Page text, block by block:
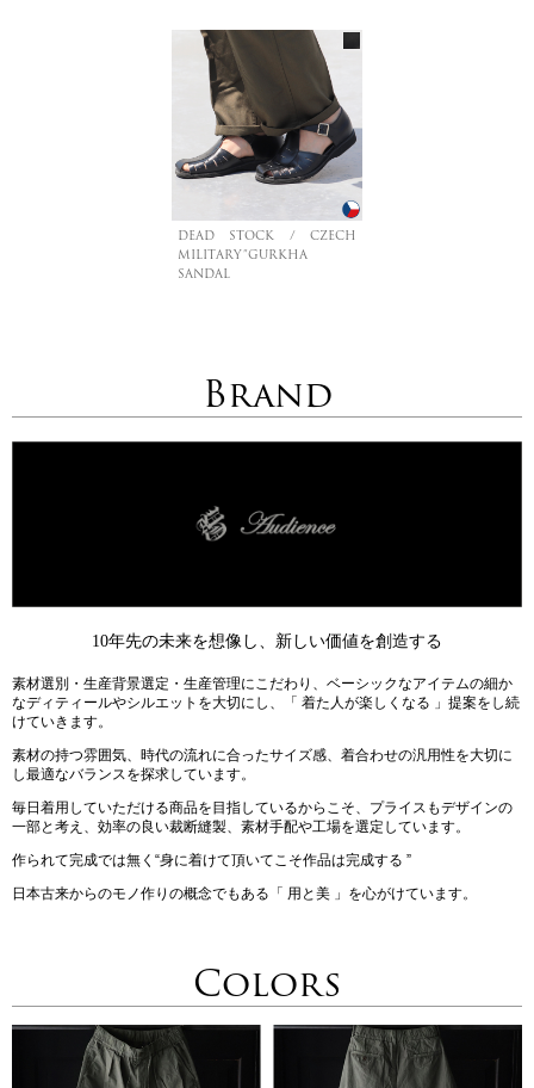
DEAD STOCK / CZECH
MILITARY”GURKHA
SANDAL
Brand
10年先の未来を想像し、新しい価値を創造する
素材選別・生産背景選定・生産管理にこだわり、ベーシックなアイテムの細か
なディティールやシルエットを大切にし、「 着た人が楽しくなる 」提案をし続
けていきます。
素材の持つ雰囲気、時代の流れに合ったサイズ感、着合わせの汎用性を大切に
し最適なバランスを探求しています。
毎日着用していただける商品を目指しているからこそ、プライスもデザインの
一部と考え、効率の良い裁断縫製、素材手配や工場を選定しています。
作られて完成では無く“身に着けて頂いてこそ作品は完成する ”
日本古来からのモノ作りの概念でもある「 用と美 」を心がけています。
Colors